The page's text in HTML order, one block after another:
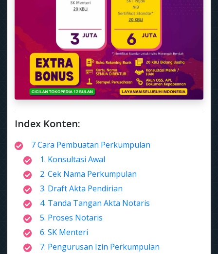
Index Konten:
7 Cara Pembuatan Perkumpulan
1. Konsultasi Awal
2. Cek Nama Perkumpulan
3. Draft Akta Pendirian
4. Tanda Tangan Akta Notaris
5. Proses Notaris
6. SK Menteri
7. Pengurusan Izin Perkumpulan